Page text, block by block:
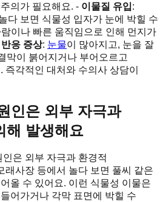
의가 필요해요. - 이물질 유입:
다 보면 식물성 입자가 눈에 박힐 수
람이나 빠른 움직임으로 인해 먼지가
반응 증상: 눈물이 많아지고, 눈을 잘
막이 붉어지거나 부어오르고
즉각적인 대처와 수의사 상담이
인은 외부 자극과
해 발생해요
은 외부 자극과 환경적
래사장 등에서 놀다 보면 풀씨 같은
올 수 있어요. 이런 식물성 이물은
어가거나 각막 표면에 박힐 수